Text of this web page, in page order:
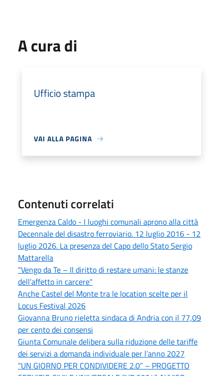
A cura di
Ufficio stampa
VAI ALLA PAGINA
Contenuti correlati
Emergenza Caldo - I luoghi comunali aprono alla città
Decennale del disastro ferroviario. 12 luglio 2016 - 12
luglio 2026. La presenza del Capo dello Stato Sergio
Mattarella
"Vengo da Te – Il diritto di restare umani: le stanze
dell’affetto in carcere"
Anche Castel del Monte tra le location scelte per il
Locus Festival 2026
Giovanna Bruno rieletta sindaca di Andria con il 77,09
per cento dei consensi
Giunta Comunale delibera sulla riduzione delle tariffe
dei servizi a domanda individuale per l’anno 2027
“UN GIORNO PER CONDIVIDERE 2.0” – PROGETTO